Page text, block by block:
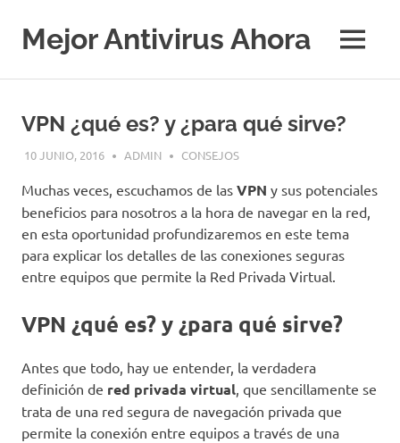
contenido
Mejor Antivirus Ahora MENÚ
VPN ¿qué es? y ¿para qué sirve?
10 JUNIO, 2016 ADMIN CONSEJOS
Muchas veces, escuchamos de las VPN y sus potenciales
beneficios para nosotros a la hora de navegar en la red,
en esta oportunidad profundizaremos en este tema
para explicar los detalles de las conexiones seguras
entre equipos que permite la Red Privada Virtual.
VPN ¿qué es? y ¿para qué sirve?
Antes que todo, hay ue entender, la verdadera
definición de red privada virtual , que sencillamente se
trata de una red segura de navegación privada que
permite la conexión entre equipos a través de una